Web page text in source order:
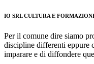
IO SRL CULTURA E
Per il comune dire siamo
discipline differenti eppure
imparare e di diffondere